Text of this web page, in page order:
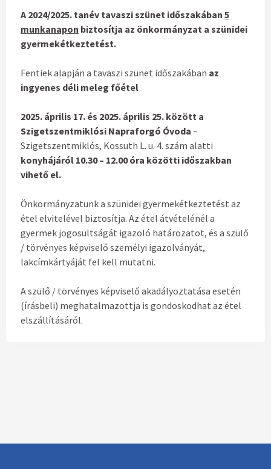
A 2024/2025. tanév tavaszi szünet időszakában 5
munkanapon biztosítja az önkormányzat a szünidei
gyermekétkeztetést.
Fentiek alapján a tavaszi szünet időszakában az
ingyenes déli meleg főétel
2025. április 17. és 2025. április 25. között a
Szigetszentmiklósi Napraforgó Óvoda –
Szigetszentmiklós, Kossuth L. u. 4. szám alatti
konyhájáról 10.30 – 12.00 óra közötti időszakban
vihető el.
Önkormányzatunk a szünidei gyermekétkeztetést az
étel elvitelével biztosítja. Az étel átvételénél a
gyermek jogosultságát igazoló határozatot, és a szülő
/ törvényes képviselő személyi igazolványát,
lakcímkártyáját fel kell mutatni.
A szülő / törvényes képviselő akadályoztatása esetén
(írásbeli) meghatalmazottja is gondoskodhat az étel
elszállításáról.